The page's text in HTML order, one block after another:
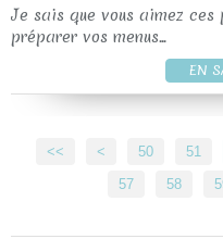
Je sais que vous aimez
préparer vos menus...
EN
<< < 10
20
30
40
50 51
57
58